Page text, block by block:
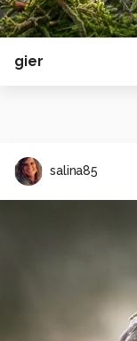
gier
salina85